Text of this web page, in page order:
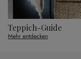
Teppich-Guide
Mehr entdecken